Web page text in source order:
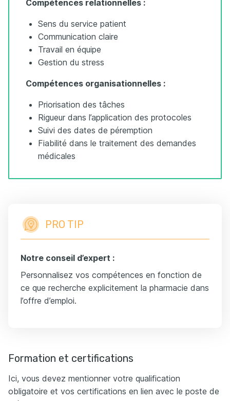
Compétences relationnelles :
Sens du service patient
Communication claire
Travail en équipe
Gestion du stress
Compétences organisationnelles :
Priorisation des tâches
Rigueur dans l’application des protocoles
Suivi des dates de péremption
Fiabilité dans le traitement des demandes
médicales
PRO TIP
Notre conseil d’expert :
Personnalisez vos compétences en fonction de
ce que recherche explicitement la pharmacie dans
l’offre d’emploi.
Formation et certifications
Ici, vous devez mentionner votre qualification
obligatoire et vos certifications en lien avec le poste de